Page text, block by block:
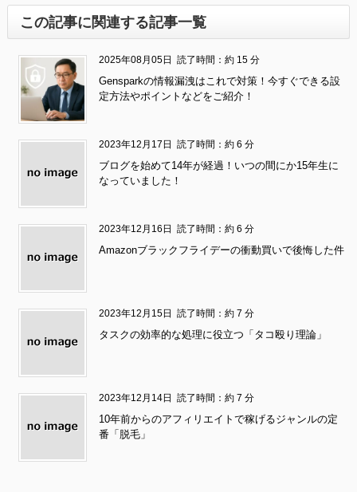
この記事に関連する記事一覧
2025年08月05日読了時間：約 15 分
Gensparkの情報漏洩はこれで対策！今すぐできる設
定方法やポイントなどをご紹介！
2023年12月17日読了時間：約 6 分
ブログを始めて14年が経過！いつの間にか15年生に
なっていました！
2023年12月16日読了時間：約 6 分
Amazonブラックフライデーの衝動買いで後悔した件
2023年12月15日読了時間：約 7 分
タスクの効率的な処理に役立つ「タコ殴り理論」
2023年12月14日読了時間：約 7 分
10年前からのアフィリエイトで稼げるジャンルの定
番「脱毛」